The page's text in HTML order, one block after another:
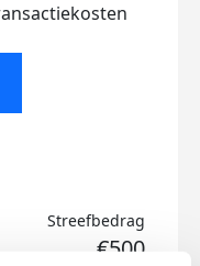
Streefbedrag
€500